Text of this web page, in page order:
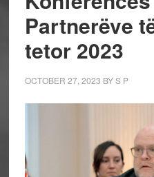
Partnerëve
tetor 2023
OCTOBER 27, 2023 BYS P